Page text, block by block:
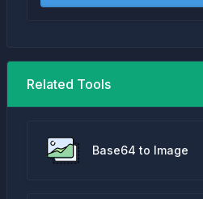
Related Tools
Base64 to Image